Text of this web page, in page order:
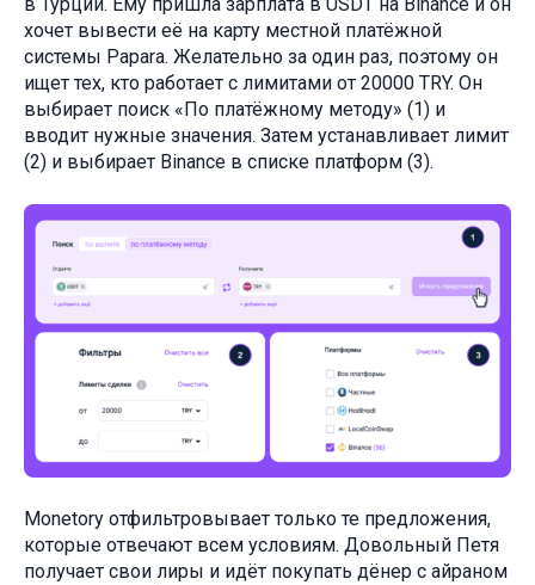
хочет вывести её на карту местной платёжной
системы Papara. Желательно за один раз, поэтому он
ищет тех, кто работает с лимитами от 20000 TRY. Он
выбирает поиск «По платёжному методу» (1) и
вводит нужные значения. Затем устанавливает лимит
(2) и выбирает Binance в списке платформ (3).
Monetory отфильтровывает только те предложения,
которые отвечают всем условиям. Довольный Петя
получает свои лиры и идёт покупать дёнер с айраном